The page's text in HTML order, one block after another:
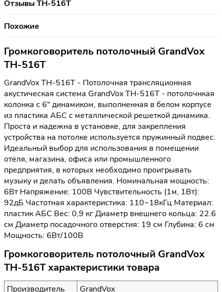
Отзывы TH-516T
Похожие
Громкоговоритель потолочный GrandVox
TH-516T
GrandVox TH-516T - Потолочная трансляционная
акустическая система GrandVox TH-516T - потолочнкая
колонка с 6" динамиком, выполненная в белом корпусе
из пластика АБС с металлической решеткой динамика.
Проста и надежна в установке, для закрепления
устройства на потолке используется пружинный подвес.
Идеальный выбор для использования в помещении
отеля, магазина, офиса или промышленного
предприятия, в которых необходимо проигрывать
музыку и делать объявления. Номинальная мощность:
6Вт Напряжение: 100В Чувствительность (1м, 1Вт):
92дБ Частотная характеристика: 110~18кГц Материал:
пластик АБС Вес: 0,9 кг Диаметр внешнего кольца: 22.6
см Диаметр посадочного отверстия: 19 см Глубина: 6 см
Мощность: 6Вт/100В
Громкоговоритель потолочный GrandVox
TH-516T характеристики товара
Производитель
GrandVox